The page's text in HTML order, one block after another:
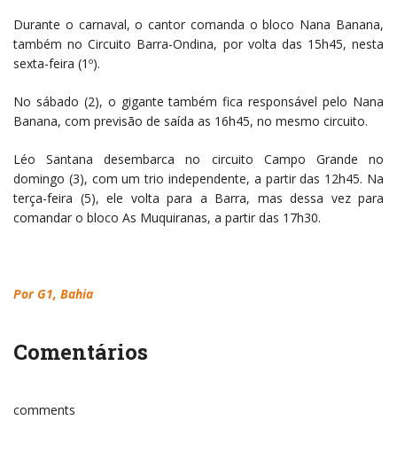
Durante o carnaval, o cantor comanda o bloco Nana Banana,
também no Circuito Barra-Ondina, por volta das 15h45, nesta
sexta-feira (1º).
No sábado (2), o gigante também fica responsável pelo Nana
Banana, com previsão de saída as 16h45, no mesmo circuito.
Léo Santana desembarca no circuito Campo Grande no
domingo (3), com um trio independente, a partir das 12h45. Na
terça-feira (5), ele volta para a Barra, mas dessa vez para
comandar o bloco As Muquiranas, a partir das 17h30.
Por G1, Bahia
Comentários
comments